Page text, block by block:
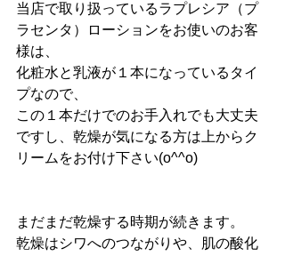
当店で取り扱っているラプレシア（プ
ラセンタ）ローションをお使いのお客
様は、
化粧水と乳液が１本になっているタイ
プなので、
この１本だけでのお手入れでも大丈夫
ですし、乾燥が気になる方は上からク
リームをお付け下さい(o^^o)
まだまだ乾燥する時期が続きます。
乾燥はシワへのつながりや、肌の酸化